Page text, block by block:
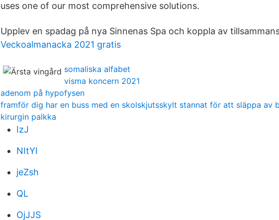
uses one of our most comprehensive solutions.
Upplev en spadag på nya Sinnenas Spa och koppla av
Veckoalmanacka 2021 gratis
somaliska alfabet
visma koncern 2021
adenom på hypofysen
framför dig har en buss med en skolskjutsskylt stannat för att släppa av
kirurgin palkka
IzJ
NItYI
jeZsh
QL
OjJJS